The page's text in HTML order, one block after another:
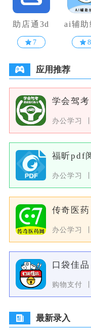
助店通3d
7
ai辅助
8
应用推荐
学会驾考
办公学习
福昕pdf
办公学习
传奇医药
办公学习
口袋佳品
购物支付
最新录入